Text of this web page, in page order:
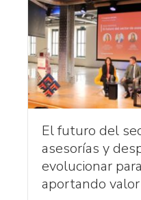
El futuro del
asesorías y
evolucionar
aportando valor